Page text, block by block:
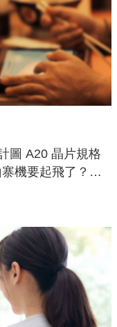
圖 A20 晶片規格
機要起飛了？專